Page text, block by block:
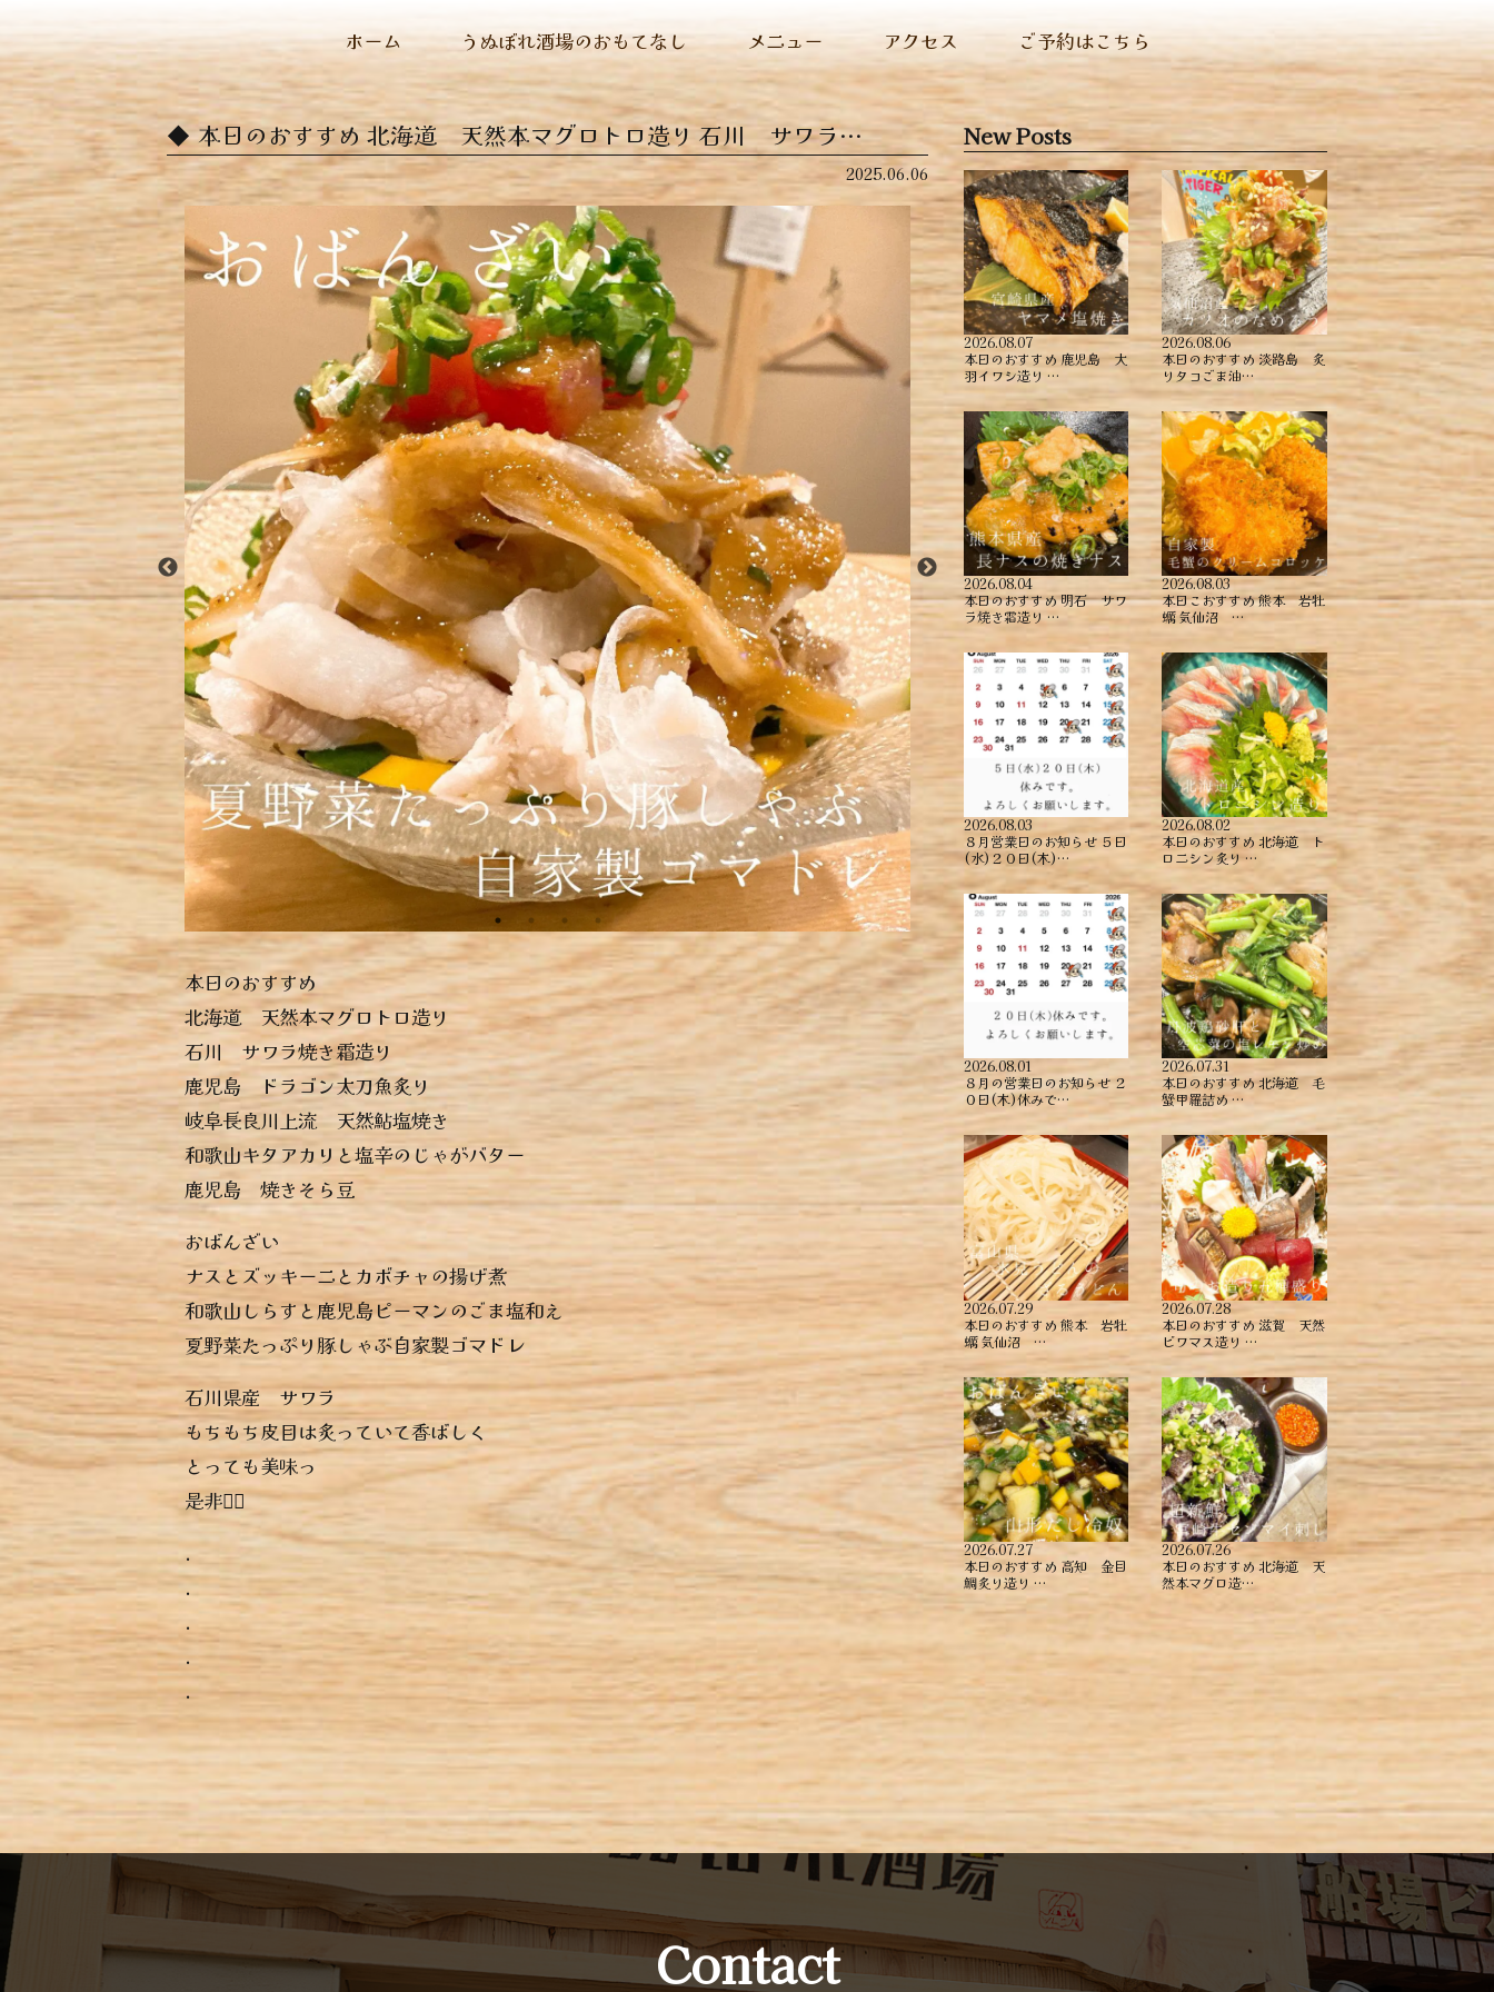
ホーム うぬぼれ酒場のおもてなし メニュー アクセス ご予約はこちら
本日のおすすめ ︎北海道 天然本マグロトロ造り ︎石川 サワラ…
2025.06.06
本日のおすすめ
︎北海道 天然本マグロトロ造り
︎石川 サワラ焼き霜造り
︎鹿児島 ドラゴン太刀魚炙り
︎岐阜長良川上流 天然鮎塩焼き
︎和歌山キタアカリと塩辛のじゃがバター
︎鹿児島 焼きそら豆
おばんざい
︎ナスとズッキーニとカボチャの揚げ煮
︎和歌山しらすと鹿児島ピーマンのごま塩和え
︎夏野菜たっぷり豚しゃぶ自家製ゴマドレ
石川県産 サワラ
もちもち皮目は炙っていて香ばしく
とっても美味っ️
是非っ🏻‍
.
.
.
.
.
New Posts
2026.08.07
本日のおすすめ ︎鹿児島 大
羽イワシ造り …
2026.08.06
本日のおすすめ ︎淡路島 炙
りタコごま油…
2026.08.04
本日のおすすめ ︎明石 サワ
ラ焼き霜造り …
2026.08.03
本日こおすすめ ︎熊本 岩牡
蠣 ︎気仙沼 …
2026.08.03
８月営業日のお知らせ ５日
(水)２０日(木)…
2026.08.02
本日のおすすめ ︎北海道 ト
ロニシン炙り …
2026.08.01
８月の営業日のお知らせ ２
０日(木)休みで…
2026.07.31
本日のおすすめ ︎北海道 毛
蟹甲羅詰め ︎…
2026.07.29
本日のおすすめ ︎熊本 岩牡
蠣 ︎気仙沼 …
2026.07.28
本日のおすすめ ︎滋賀 天然
ビワマス造り …
2026.07.27
本日のおすすめ ︎高知 金目
鯛炙り造り ︎…
2026.07.26
本日のおすすめ ︎北海道 天
然本マグロ造…
Contact